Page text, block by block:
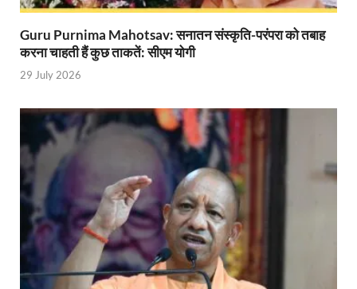
मिलावटखोरों पर और कसेगा सरकार का शिकंजा
Pateshvari Mata Darshan: मुख्यमंत्री ने किए मां
Sabka Sath Sabka Vikas: प्रधानमंत्री नरेन्द्र मोदी 9
Holi Mahotsava: CM धामी ने कलश संगीत द्वारा
Chhattisgarh Budget 2026-27: बस्तर के विकास का
First Cabinet Meeting In Seva Tirth: भारत की
Gomati River: गोमती को स्वच्छ बनाने के लिए आज जुटेंगे
Railway Appointment Update: राजेश कुमार पांडे ने
Guru Purnima Mahotsav: सनातन संस्कृति-परंपरा को तबाह
करना चाहती हैं कुछ ताकतें: सीएम योगी
29 July 2026